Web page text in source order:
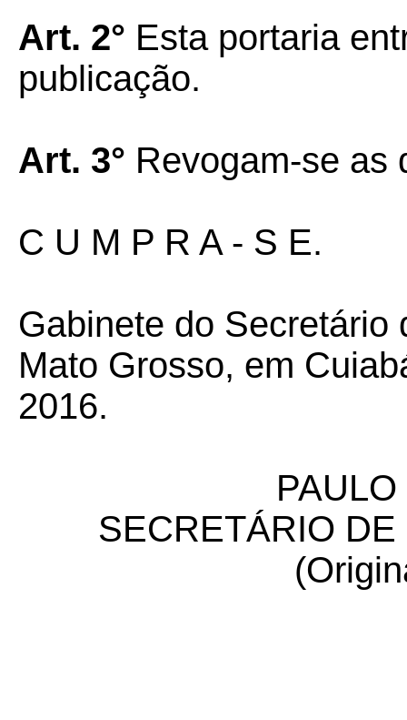
Art. 2° Esta portaria
publicação.
Art. 3° Revogam-se as
C U M P R A - S E.
Gabinete do Secretário
Mato Grosso, em
2016.
SECRETÁRIO